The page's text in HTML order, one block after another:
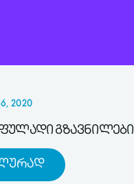
2020
ფულადი გზავნილები